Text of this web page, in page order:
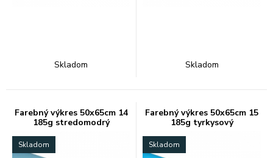
Skladom Skladom
Farebný výkres 50x65cm 14
185g stredomodrý
Skladom
Farebný výkres 50x65cm 15
185g tyrkysový
Skladom